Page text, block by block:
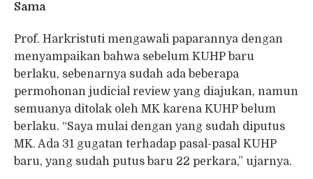
Sama
Prof. Harkristuti mengawali paparannya dengan
menyampaikan bahwa sebelum KUHP baru
berlaku, sebenarnya sudah ada beberapa
permohonan judicial review yang diajukan, namun
semuanya ditolak oleh MK karena KUHP belum
berlaku. “Saya mulai dengan yang sudah diputus
MK. Ada 31 gugatan terhadap pasal-pasal KUHP
baru, yang sudah putus baru 22 perkara,” ujarnya.